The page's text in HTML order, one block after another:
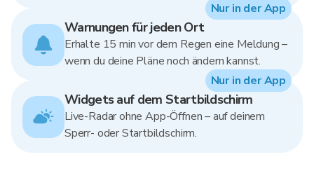
Warnungen für jeden Ort
Erhalte 15 min vor dem Regen eine Meldung –
wenn du deine Pläne noch ändern kannst.
Nur in der App
Widgets auf dem Startbildschirm
Live-Radar ohne App-Öffnen – auf deinem
Sperr- oder Startbildschirm.
Nur in der App